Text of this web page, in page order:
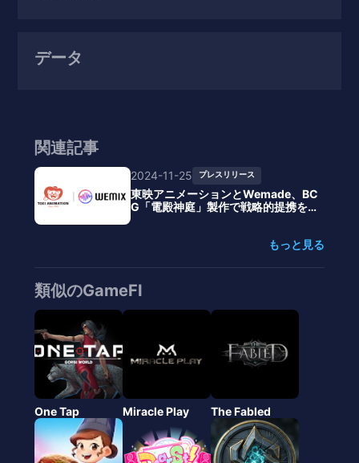
データ
関連記事
2024-11-25 プレスリリース
東映アニメーションとWemade、BC
G「電殿神庭」製作で戦略的提携を
検討開始、グローバル展開を目指す
もっと見る
類似のGameFI
One Tap Miracle Play The Fabled